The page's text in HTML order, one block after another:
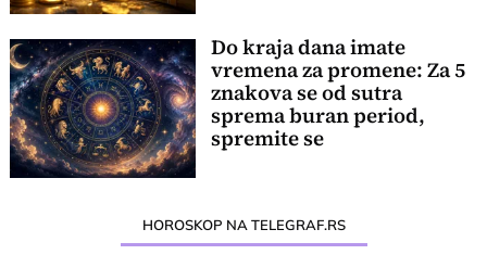
Do kraja dana imate
vremena za promene: Za 5
znakova se od sutra
sprema buran period,
spremite se
HOROSKOP NA TELEGRAF.RS